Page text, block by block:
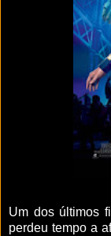
Um dos últimos
perdeu tempo a